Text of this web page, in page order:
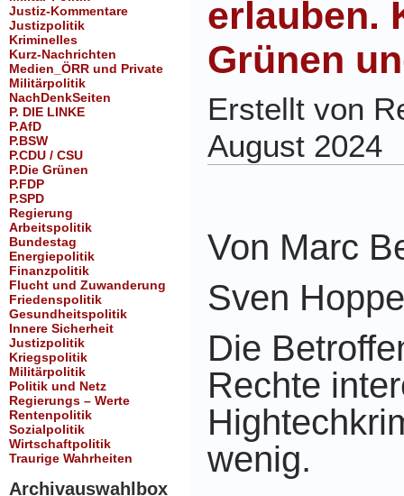
Justiz-Kommentare
Justizpolitik
Kriminelles
Kurz-Nachrichten
Medien_ÖRR und Private
Militärpolitik
NachDenkSeiten
P. DIE LINKE
P.AfD
P.BSW
P.CDU / CSU
P.Die Grünen
P.FDP
P.SPD
Regierung
Arbeitspolitik
Bundestag
Energiepolitik
Finanzpolitik
Flucht und Zuwanderung
Friedenspolitik
Gesundheitspolitik
Innere Sicherheit
Justizpolitik
Kriegspolitik
Militärpolitik
Politik und Netz
Regierungs – Werte
Rentenpolitik
Sozialpolitik
Wirtschaftpolitik
Traurige Wahrheiten
Archivauswahlbox
erlauben.
Grünen
Erstellt von
August 2024
Von Marc
Sven
Die
Rechte
wenig.